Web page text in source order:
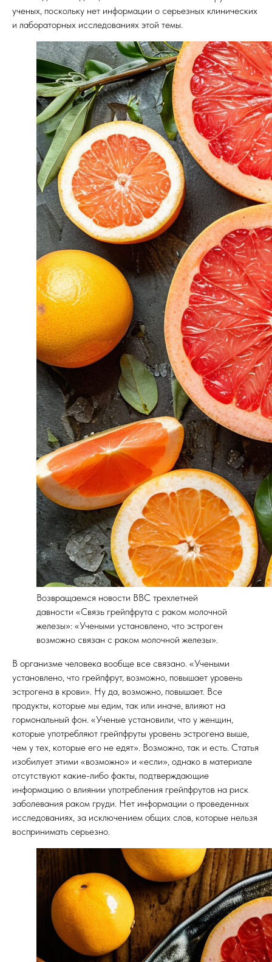
ученых, поскольку нет информации о серьезных клинических
и лабораторных исследованиях этой темы.
Возвращаемся новости BBC трехлетней
давности «Связь грейпфрута с раком молочной
железы»: «Учеными установлено, что эстроген
возможно связан с раком молочной железы».
В организме человека вообще все связано. «Учеными
установлено, что грейпфрут, возможно, повышает уровень
эстрогена в крови». Ну да, возможно, повышает. Все
продукты, которые мы едим, так или иначе, влияют на
гормональный фон. «Ученые установили, что у женщин,
которые употребляют грейпфруты уровень эстрогена выше,
чем у тех, которые его не едят». Возможно, так и есть. Статья
изобилует этими «возможно» и «если», однако в материале
отсутствуют какие-либо факты, подтверждающие
информацию о влиянии употребления грейпфрутов на риск
заболевания раком груди. Нет информации о проведенных
исследованиях, за исключением общих слов, которые нельзя
воспринимать серьезно.